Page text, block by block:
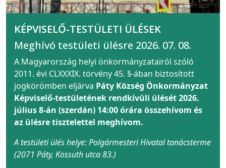
KÉPVISELŐ-TESTÜLETI ÜLÉSEK
Meghívó testületi ülésre 2026. 07. 08.
A Magyarország helyi önkormányzatairól szóló
2011. évi CLXXXIX. törvény 45. §-ában biztosított
jogkörömben eljárva Páty Község Önkormányzat
Képviselő-testületének rendkívüli ülését 2026.
július 8-án (szerdán) 14:00 órára összehívom és
az ülésre tisztelettel meghívom.
A testületi ülés helye: Polgármesteri Hivatal tanácsterme
(2071 Páty, Kossuth utca 83.)